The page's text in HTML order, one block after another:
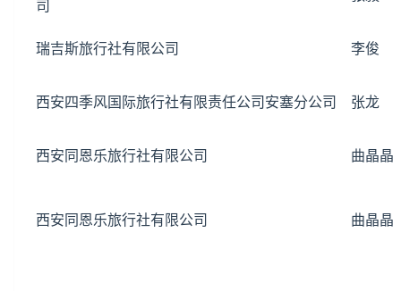
司
瑞吉斯旅行社有限公司 李俊
西安四季风国际旅行社有限责任公司安塞分公司 张龙
西安同恩乐旅行社有限公司 曲晶晶
西安同恩乐旅行社有限公司 曲晶晶